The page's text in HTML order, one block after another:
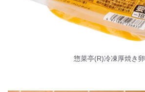
惣菜亭(R)冷凍厚焼き卵